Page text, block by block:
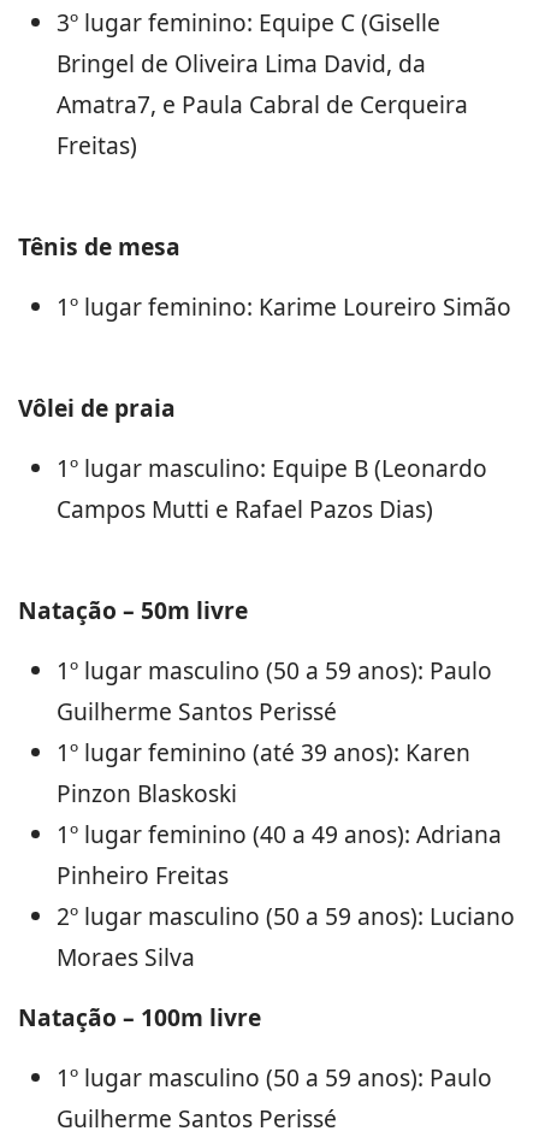
3º lugar feminino: Equipe C (Giselle
Bringel de Oliveira Lima David, da
Amatra7, e Paula Cabral de Cerqueira
Freitas)
Tênis de mesa
1º lugar feminino: Karime Loureiro Simão
Vôlei de praia
1º lugar masculino: Equipe B (Leonardo
Campos Mutti e Rafael Pazos Dias)
Natação – 50m livre
1º lugar masculino (50 a 59 anos): Paulo
Guilherme Santos Perissé
1º lugar feminino (até 39 anos): Karen
Pinzon Blaskoski
1º lugar feminino (40 a 49 anos): Adriana
Pinheiro Freitas
2º lugar masculino (50 a 59 anos): Luciano
Moraes Silva
Natação – 100m livre
1º lugar masculino (50 a 59 anos): Paulo
Guilherme Santos Perissé